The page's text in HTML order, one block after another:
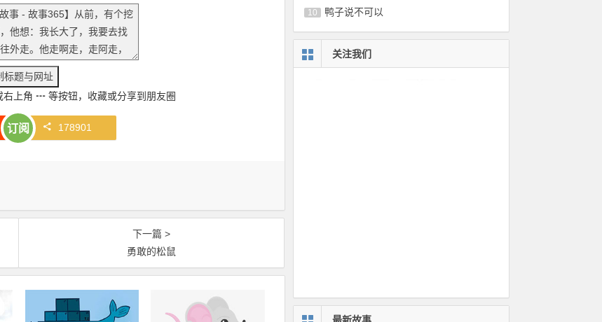
右上角 ┅等按钮，收藏或分享到朋友圈
订阅 178901
下一篇 >
勇敢的松鼠
10 鸭子说不可以
关注我们